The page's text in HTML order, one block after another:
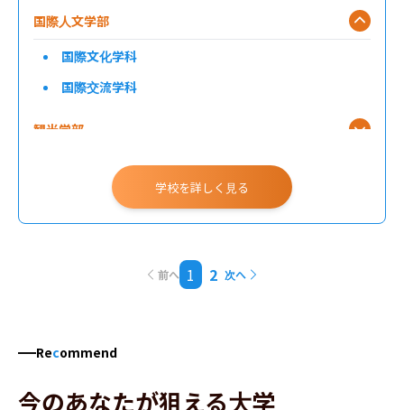
国際人文学部
国際文化学科
国際交流学科
観光学部
学校を詳しく見る
前へ 1 2 次へ
Recommend
今のあなたが狙える大学